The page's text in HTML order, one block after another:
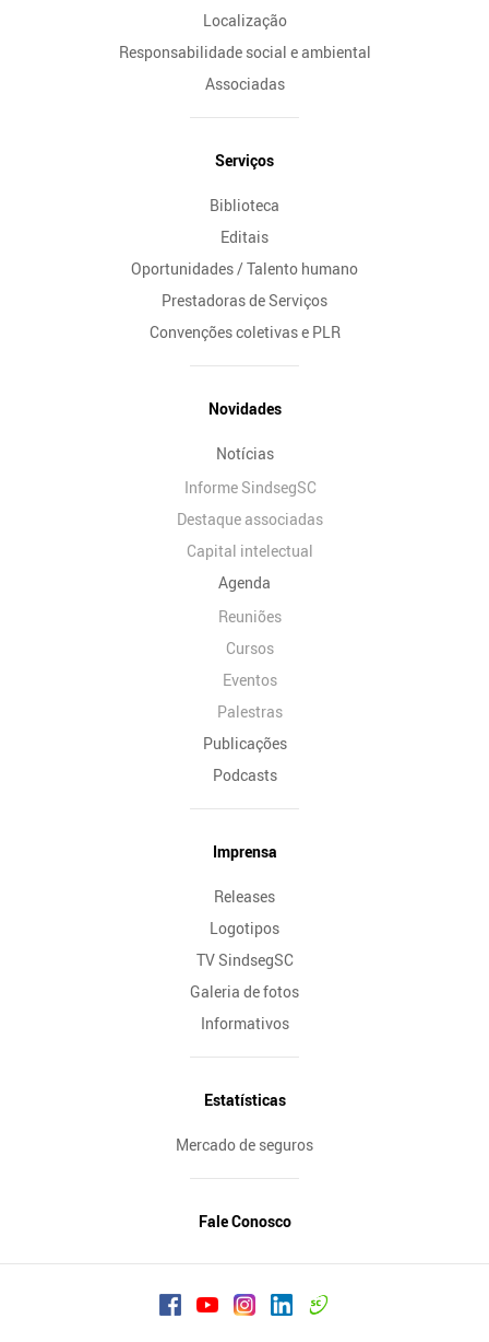
Localização
Responsabilidade social e ambiental
Associadas
Serviços
Biblioteca
Editais
Oportunidades / Talento humano
Prestadoras de Serviços
Convenções coletivas e PLR
Novidades
Notícias
Informe SindsegSC
Destaque associadas
Capital intelectual
Agenda
Reuniões
Cursos
Eventos
Palestras
Publicações
Podcasts
Imprensa
Releases
Logotipos
TV SindsegSC
Galeria de fotos
Informativos
Estatísticas
Mercado de seguros
Fale Conosco